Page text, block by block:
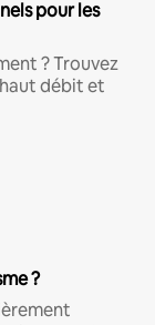
pour les
? Trouvez
débit et
?